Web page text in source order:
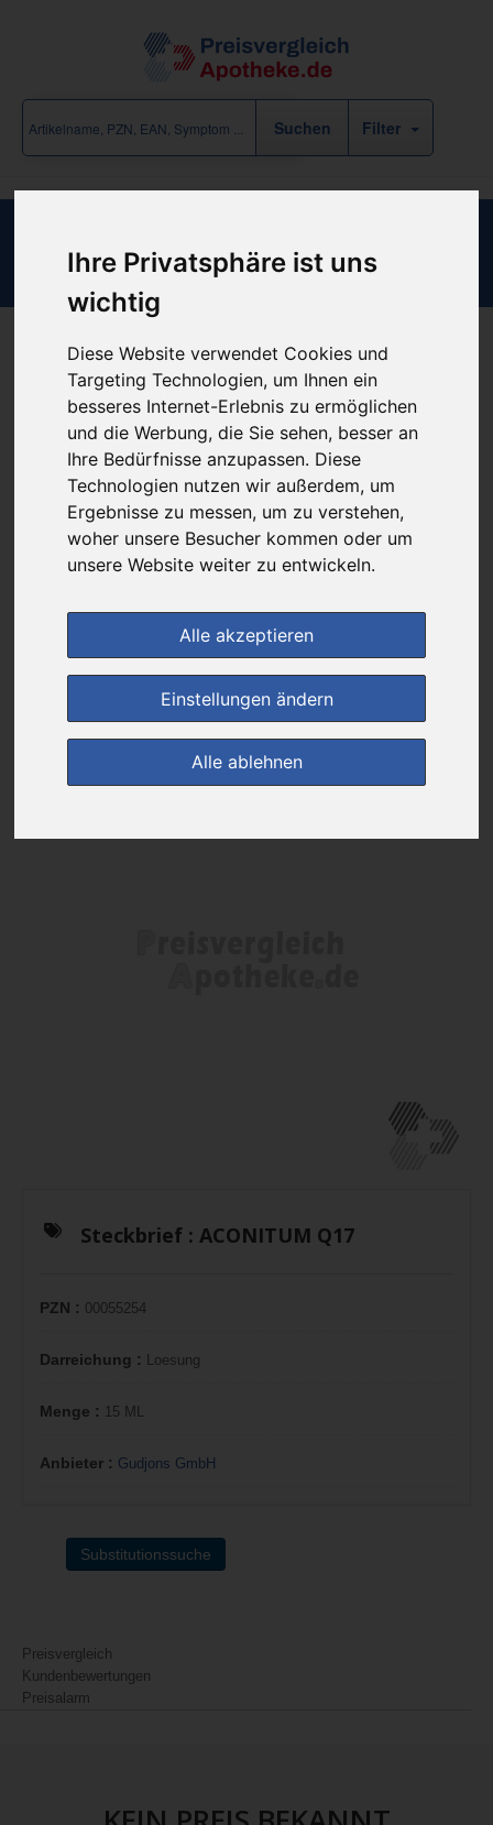
Ihre Privatsphäre ist uns
wichtig
Diese Website verwendet Cookies und
Targeting Technologien, um Ihnen ein
besseres Internet-Erlebnis zu ermöglichen
und die Werbung, die Sie sehen, besser an
Ihre Bedürfnisse anzupassen. Diese
Technologien nutzen wir außerdem, um
Ergebnisse zu messen, um zu verstehen,
woher unsere Besucher kommen oder um
unsere Website weiter zu entwickeln.
Alle akzeptieren
Einstellungen ändern
Alle ablehnen
Filter
ACONITUM Q17
Produkt empfehlen
Kein Preis bekannt
Das gewünschte Produkt ist derzeit bei keinem unserer Partner
erhältlich.
(0) Jetzt bewerten!
zur Startseite
Preisalarm
Steckbrief : ACONITUM Q17
PZN : 00055254
Darreichung : Loesung
Menge : 15 ML
Anbieter : Gudjons GmbH
Substitutionssuche
Preisvergleich
Kundenbewertungen
Preisalarm